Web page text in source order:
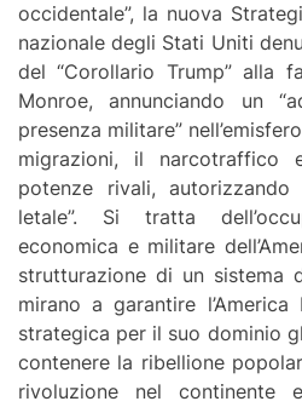
occidentale”, la nuova
nazionale degli Stati Uniti
del “Corollario Trump” alla
Monroe, annunciando un
presenza militare”
migrazioni, il narcotraffico
potenze rivali, autorizzando
letale”. Si tratta
economica e militare
strutturazione di un sistema
mirano a garantire
strategica per il suo dominio
contenere la ribellione
rivoluzione nel continente